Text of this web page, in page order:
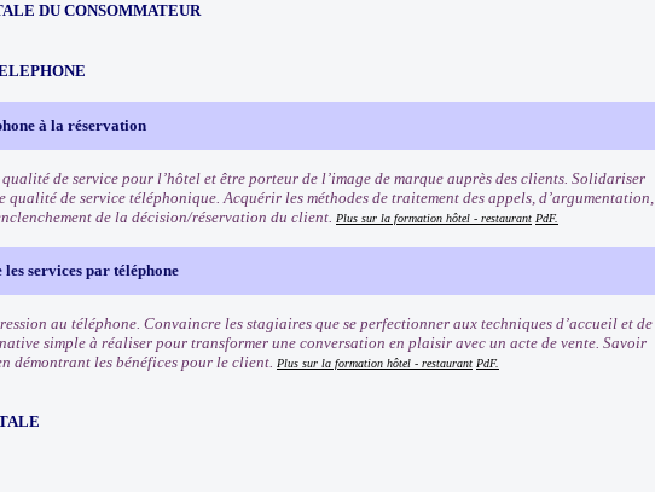
DU CONSOMMATEUR
à la réservation
de service pour l’hôtel et être porteur de l’image de marque auprès des clients. Solidariser
qualité de service téléphonique. Acquérir les méthodes de traitement des appels, d’argumentation,
de la décision/réservation du client. Plus sur la formation hôtel - restaurant PdF.
services par téléphone
au téléphone. Convaincre les stagiaires que se perfectionner aux techniques d’accueil et de
simple à réaliser pour transformer une conversation en plaisir avec un acte de vente. Savoir
démontrant les bénéfices pour le client. Plus sur la formation hôtel - restaurant PdF.